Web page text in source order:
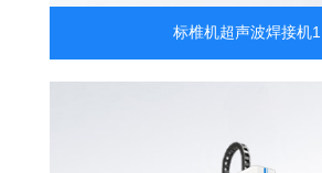
标椎机超声波焊接机1